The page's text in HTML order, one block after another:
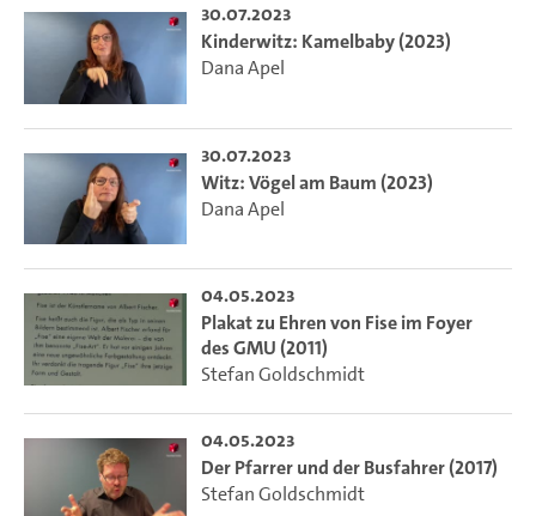
30.07.2023
Kinderwitz: Kamelbaby (2023)
Dana Apel
30.07.2023
Witz: Vögel am Baum (2023)
Dana Apel
04.05.2023
Plakat zu Ehren von Fise im Foyer
des GMU (2011)
Stefan Goldschmidt
04.05.2023
Der Pfarrer und der Busfahrer (2017)
Stefan Goldschmidt